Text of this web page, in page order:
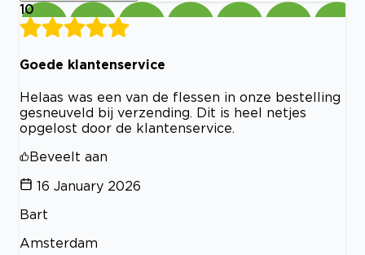
10
Goede klantenservice
Helaas was een van de flessen in onze bestelling
gesneuveld bij verzending. Dit is heel netjes
opgelost door de klantenservice.
Beveelt aan
16 January 2026
Bart
Amsterdam